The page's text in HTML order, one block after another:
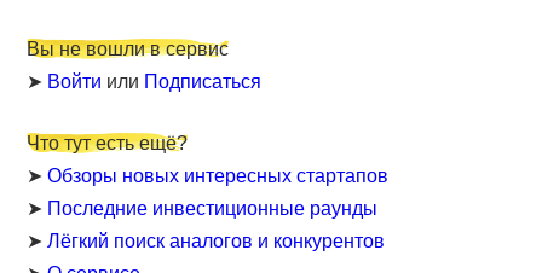
Вы не вошли в сервис
➤ Войти или Подписаться
Что тут есть ещё?
➤Обзоры новых интересных стартапов
➤ Последние инвестиционные раунды
➤Лёгкий поиск аналогов и конкурентов